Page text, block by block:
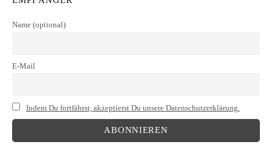
Name (optional)
E-Mail
Indem Du fortfährst, akzeptierst Du unsere Datenschutzerklärung.